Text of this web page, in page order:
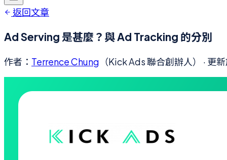
返回文章
Ad Serving 是甚麼？與 Ad Tracking 的分別
作者： Terrence Chung （Kick Ads 聯合創辦人） · 更